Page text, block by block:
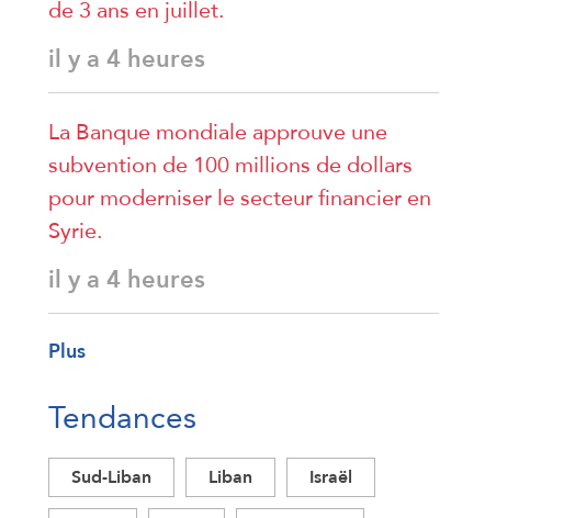
de 3 ans en juillet.
il y a 4 heures
La Banque mondiale approuve une
subvention de 100 millions de dollars
pour moderniser le secteur financier en
Syrie.
il y a 4 heures
Plus
Tendances
Sud-Liban Liban
Israël